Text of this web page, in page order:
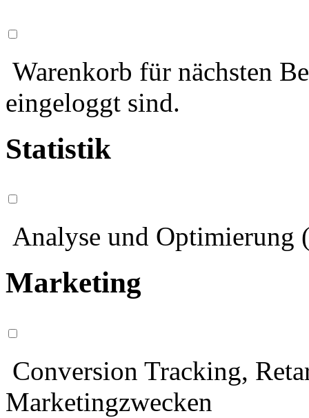
Warenkorb für nächsten
eingeloggt sind.
Statistik
Analyse und Optimierung
Marketing
Conversion Tracking,
Marketingzwecken